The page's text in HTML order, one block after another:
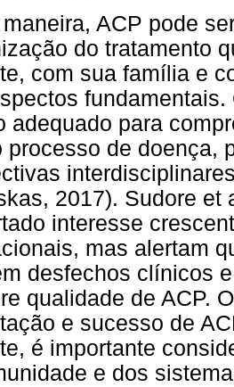
ACP pode
do tratamento
com sua família e
adequado para
processo de doença,
2017). Sudore et
interesse
mas alertam
desfechos clínicos
qualidade de ACP.
e sucesso de
é importante
e dos